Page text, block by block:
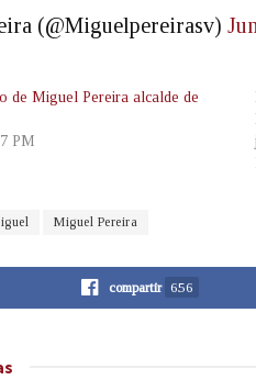
(@Miguelpereirasv)
de Miguel Pereira alcalde de
PM
Miguel Pereira
compartir 656